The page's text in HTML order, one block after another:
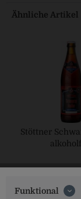
Ähnliche Artikel
Stöttner
Funktional